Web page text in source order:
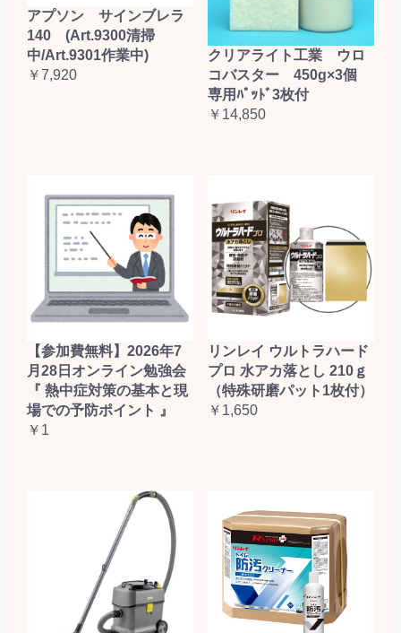
アプソン サインブレラ
140 (Art.9300清掃
中/Art.9301作業中)
￥7,920
クリアライト工業 ウロ
コバスター 450g×3個
専用ﾊﾟｯﾄﾞ3枚付
￥14,850
【参加費無料】2026年7
月28日オンライン勉強会
『 熱中症対策の基本と現
場での予防ポイント 』
￥1
リンレイ ウルトラハード
プロ 水アカ落とし 210ｇ
（特殊研磨パット1枚付）
￥1,650